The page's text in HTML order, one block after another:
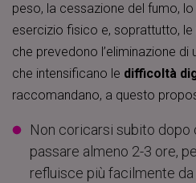
peso, la cessazione del fumo,
esercizio fisico e, soprattutto,
che prevedono l’eliminazione di
che intensificano le difficoltà
raccomandano, a questo
Non coricarsi subito dopo
passare almeno 2-3 ore,
refluisce più facilmente